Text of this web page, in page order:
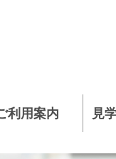
利用案内 見